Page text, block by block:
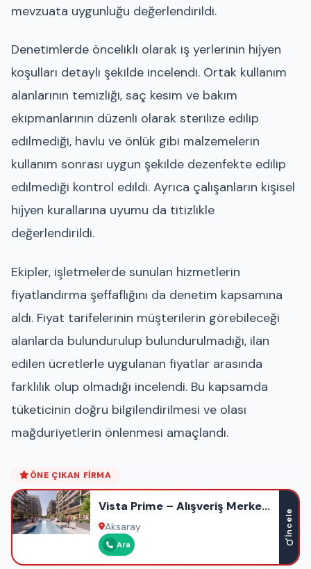
mevzuata uygunluğu değerlendirildi.
Denetimlerde öncelikli olarak iş yerlerinin hijyen
koşulları detaylı şekilde incelendi. Ortak kullanım
alanlarının temizliği, saç kesim ve bakım
ekipmanlarının düzenli olarak sterilize edilip
edilmediği, havlu ve önlük gibi malzemelerin
kullanım sonrası uygun şekilde dezenfekte edilip
edilmediği kontrol edildi. Ayrıca çalışanların kişisel
hijyen kurallarına uyumu da titizlikle
değerlendirildi.
Ekipler, işletmelerde sunulan hizmetlerin
fiyatlandırma şeffaflığını da denetim kapsamına
aldı. Fiyat tarifelerinin müşterilerin görebileceği
alanlarda bulundurulup bulundurulmadığı, ilan
edilen ücretlerle uygulanan fiyatlar arasında
farklılık olup olmadığı incelendi. Bu kapsamda
tüketicinin doğru bilgilendirilmesi ve olası
mağduriyetlerin önlenmesi amaçlandı.
ÖNE ÇIKAN FIRMA
Vista Prime – Alışveriş Merkezi
– Ofis – Otel – Rezidans
Aksaray
Ara
İncele